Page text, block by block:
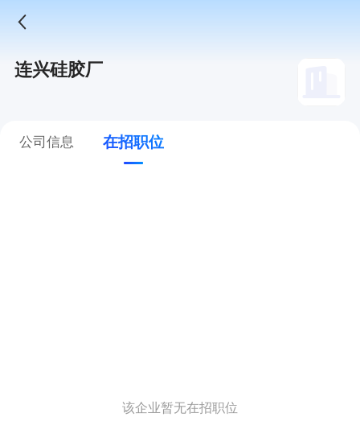
连兴硅胶厂
公司信息 在招职位
该企业暂无在招职位